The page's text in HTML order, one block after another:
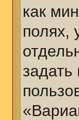
как
полях,
задать